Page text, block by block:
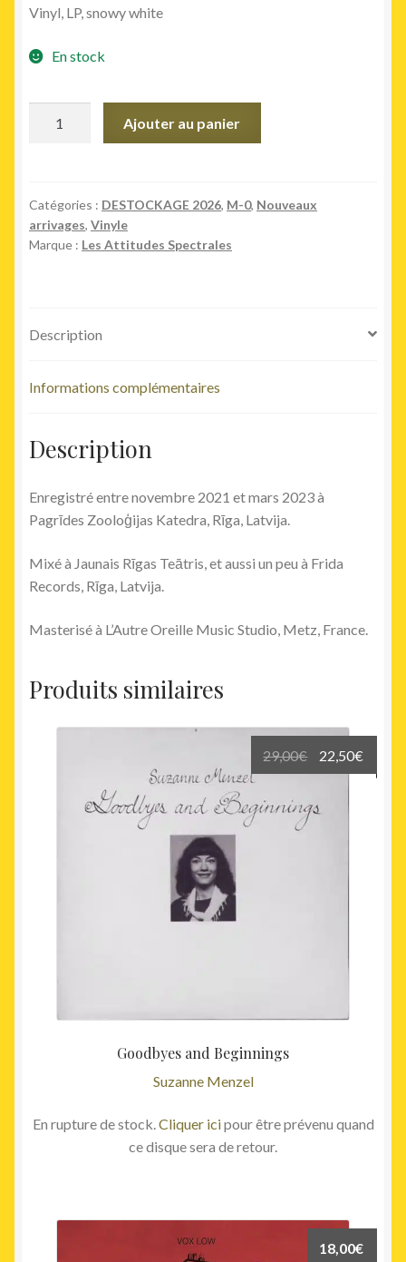
initial
était :
actuel
Vinyl, LP, snowy white
En stock
Noone
Ajouter au panier
Catégories : DESTOCKAGE 2026, M-0, Nouveaux
arrivages, Vinyle
Marque : Les Attitudes Spectrales
Description
Informations complémentaires
Description
Enregistré entre novembre 2021 et mars 2023 à
Pagrīdes Zooloģijas Katedra, Rīga, Latvija.
Mixé à Jaunais Rīgas Teātris, et aussi un peu à Frida
Records, Rīga, Latvija.
Masterisé à L’Autre Oreille Music Studio, Metz, France.
Produits similaires
Goodbyes and Beginnings
Suzanne Menzel
29,00€
Le
prix
22,50€
prix
En rupture de stock.Cliquer icipour être prévenu quand
ce disque sera de retour.
18,00€